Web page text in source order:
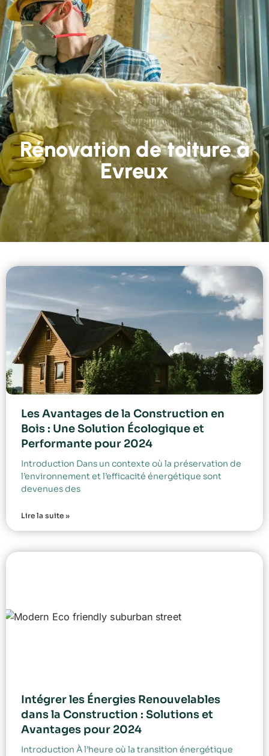
Rénovation de toiture à
Evreux
Les Avantages de la Construction en
Bois : Une Solution Écologique et
Performante pour 2024
Introduction Dans un contexte où la préservation de
l’environnement et l’efficacité énergétique sont
devenues des
Lire la suite »
Intégrer les Énergies Renouvelables
dans la Construction : Solutions et
Avantages pour 2024
Introduction À l’heure où la transition énergétique